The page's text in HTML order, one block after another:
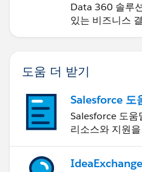
Data 360 솔루
있는 비즈니스
도움 더 받기
Salesforce 도
Salesforce 도움
리소스와 지원
IdeaExchange